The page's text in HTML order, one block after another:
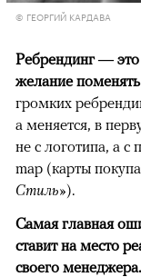
© ГЕОРГИЙ КАРДАВА
Ребрендинг — это
желание
громких
а меняется, в
не с логотипа, а
map (карты
Стиль»).
Самая главная
ставит на место
своего менеджера.